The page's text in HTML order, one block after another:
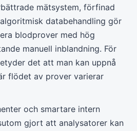
mätsystem, förfinad
databehandling gör
blodprover med hög
manuell inblandning. För
det att man kan uppnå
flödet av prover varierar
och smartare intern
gjort att analysatorer kan